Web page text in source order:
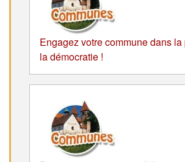
Engagez votre commune dans
la démocratie !